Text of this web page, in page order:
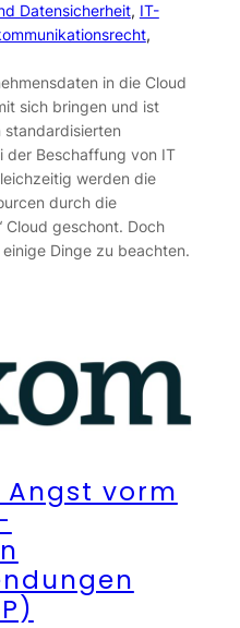
Datensicherheit, IT-
in die Cloud
sich bringen und ist
der Beschaffung von IT
werden die
durch die
Cloud geschont. Doch
Dinge zu beachten.
Angst vorm